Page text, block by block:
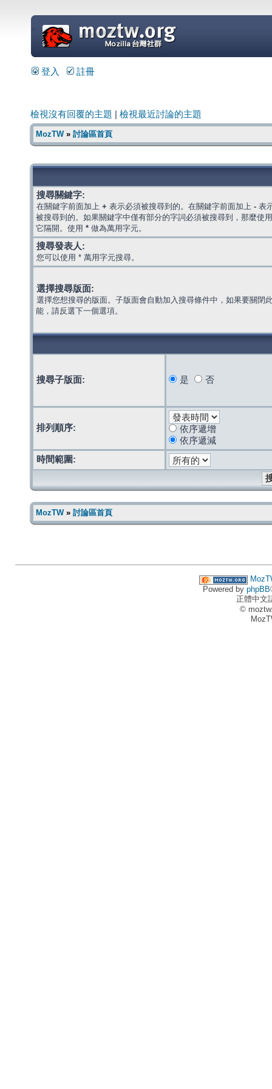
=
登入 註冊
檢視沒有回覆的主題 檢視最近討論的主題
MozTW» 討論區首頁
搜尋關鍵字:
在關鍵字前面加上 + 表示必須被搜尋到的。在關鍵字前面加上 - 表
被搜尋到的。如果關鍵字中僅有部分的字詞必須被搜尋到，那麼使
它隔開。使用 * 做為萬用字元。
搜尋發表人:
您可以使用 * 萬用字元搜尋。
選擇搜尋版面:
選擇您想搜尋的版面。子版面會自動加入搜尋條件中，如果要關閉
能，請反選下一個選項。
搜尋子版面: 是 否
排列順序:
依序遞增
依序遞減
時間範圍:
MozTW» 討論區首頁
Powered by phpBB
正體中文
©